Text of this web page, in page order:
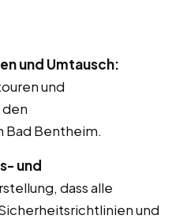
und Umtausch:
und
Bad Bentheim.
und
dass alle
und